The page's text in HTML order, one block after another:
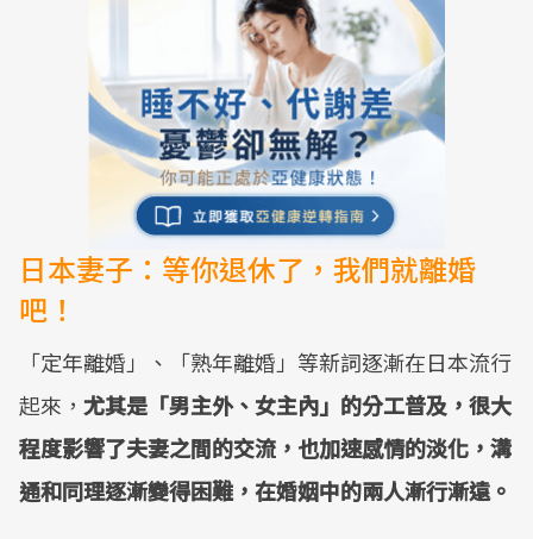
日本妻子：等你退休了，我們就離婚
吧！
「定年離婚」、「熟年離婚」等新詞逐漸在日本流行
起來， 尤其是「男主外、女主內」的分工普及，很大
程度影響了夫妻之間的交流，也加速感情的淡化，溝
通和同理逐漸變得困難，在婚姻中的兩人漸行漸遠。